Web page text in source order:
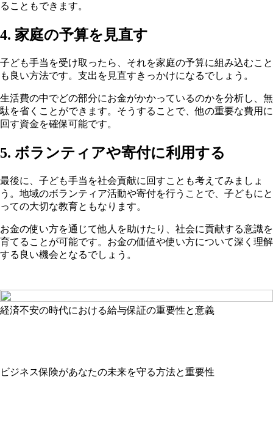
ることもできます。
4. 家庭の予算を見直す
子ども手当を受け取ったら、それを家庭の予算に組み込むこと
も良い方法です。支出を見直すきっかけになるでしょう。
生活費の中でどの部分にお金がかかっているのかを分析し、無
駄を省くことができます。そうすることで、他の重要な費用に
回す資金を確保可能です。
5. ボランティアや寄付に利用する
最後に、子ども手当を社会貢献に回すことも考えてみましょ
う。地域のボランティア活動や寄付を行うことで、子どもにと
っての大切な教育ともなります。
お金の使い方を通じて他人を助けたり、社会に貢献する意識を
育てることが可能です。お金の価値や使い方について深く理解
する良い機会となるでしょう。
経済不安の時代における給与保証の重要性と意義
ビジネス保険があなたの未来を守る方法と重要性